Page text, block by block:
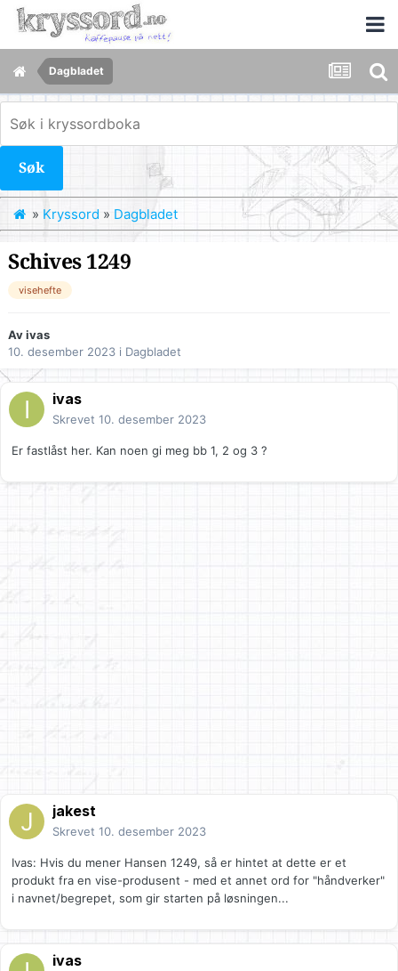
Dagbladet
Søk
» Kryssord » Dagbladet
Schives 1249
visehefte
Avivas
10. desember 2023 i Dagbladet
ivas
Skrevet 10. desember 2023
Er fastlåst her. Kan noen gi meg bb 1, 2 og 3 ?
jakest
Skrevet 10. desember 2023
Ivas: Hvis du mener Hansen 1249, så er hintet at dette er et
produkt fra en vise-produsent - med et annet ord for "håndverker"
i navnet/begrepet, som gir starten på løsningen...
ivas